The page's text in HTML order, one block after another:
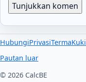
Tunjukkan komen
HubungiPrivasiTermaKuki
Pautan luar
© 2026 CalcBE